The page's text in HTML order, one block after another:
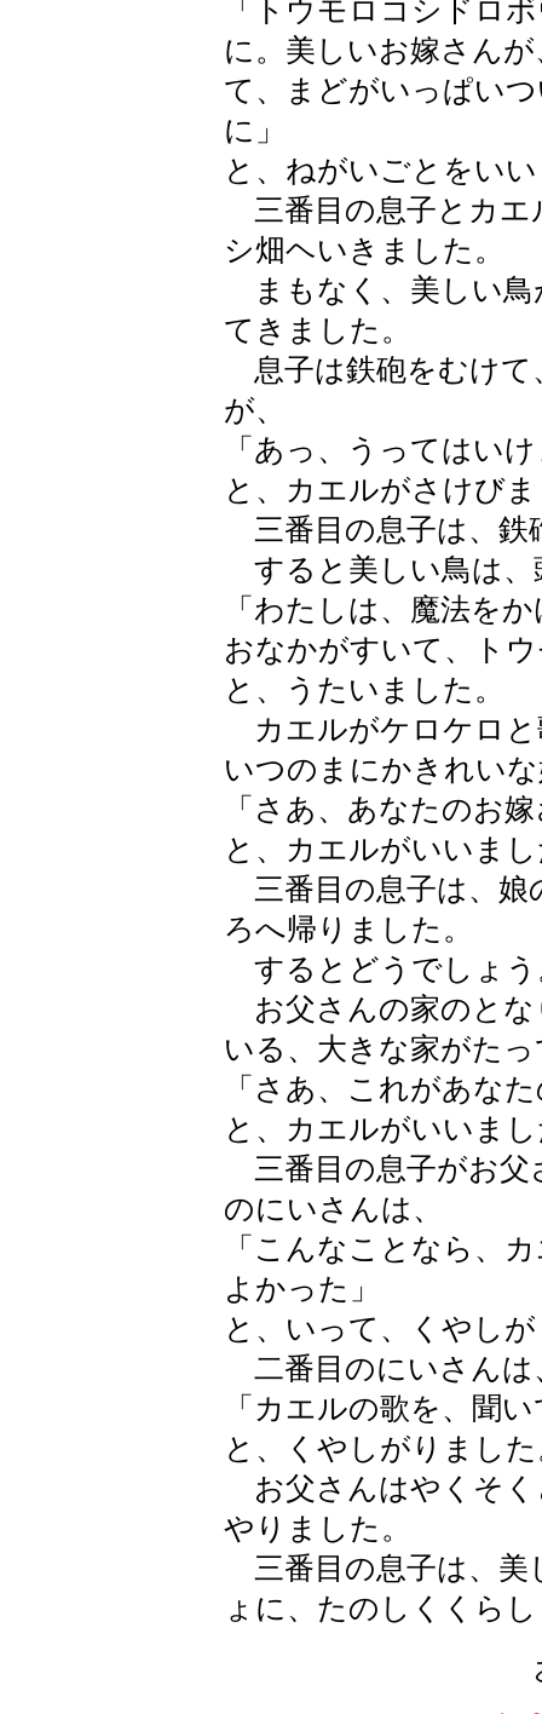
「トウモロコシドロ
に。美しいお嫁さん
て、まどがいっぱい
に」
と、ねがいごとをい
三番目の息子とカエ
シ畑ヘいきました。
まもなく、美しい鳥
てきました。
息子は鉄砲をむけて
が、
「あっ、うってはい
と、カエルがさけび
三番目の息子は、鉄
すると美しい鳥は、
「わたしは、魔法を
おなかがすいて、ト
と、うたいました。
カエルがケロケロと
いつのまにかきれい
「さあ、あなたのお
と、カエルがいいま
三番目の息子は、娘
ろへ帰りました。
するとどうでしょう
お父さんの家のとな
いる、大きな家がた
「さあ、これがあな
と、カエルがいいま
三番目の息子がお父
のにいさんは、
「こんなことなら、
よかった」
と、いって、くやし
二番目のにいさんは
「カエルの歌を、聞
と、くやしがりまし
お父さんはやくそく
やりました。
三番目の息子は、美
ょに、たのしくくら